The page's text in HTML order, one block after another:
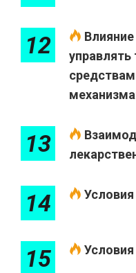
12
13
14 Условия
15 Условия